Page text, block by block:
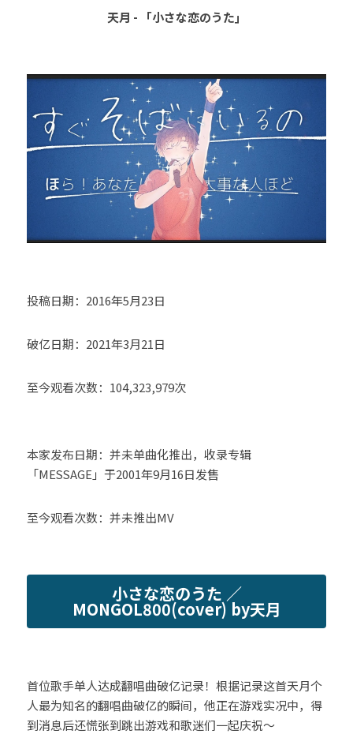
天月 - 「小さな恋のうた」
投稿日期：2016年5月23日
破亿日期：2021年3月21日
至今观看次数：104,323,979次
本家发布日期：并未单曲化推出，收录专辑
「MESSAGE」于2001年9月16日发售
至今观看次数：并未推出MV
小さな恋のうた ／
MONGOL800(cover) by天月
首位歌手单人达成翻唱曲破亿记录！根据记录这首天月个
人最为知名的翻唱曲破亿的瞬间，他正在游戏实况中，得
到消息后还慌张到跳出游戏和歌迷们一起庆祝～